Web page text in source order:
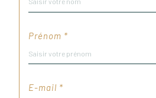
Prénom *
E-mail *